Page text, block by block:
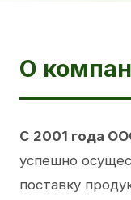
О
С 2001 года
успешно
поставку